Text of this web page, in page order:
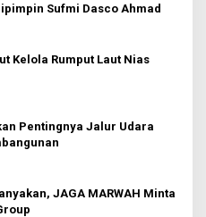
Sufmi Dasco Ahmad
Kelola Rumput Laut Nias
Pentingnya Jalur Udara
JAGA MARWAH Minta